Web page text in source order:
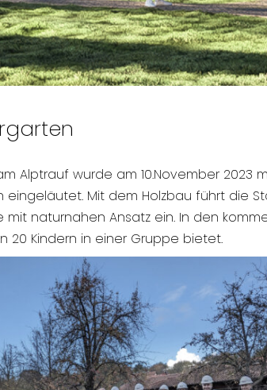
Alptrauf wurde am 10.November
eingeläutet. Mit dem Holzbau führt die
mit naturnahen Ansatz ein. In den
20 Kindern in einer Gruppe bietet.